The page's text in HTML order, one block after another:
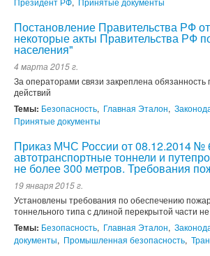
Постановление Правительства РФ
некоторые акты Правительства РФ
населения"
4 марта 2015 г.
За операторами связи закреплена
действий
Темы: Безопасность, Главная Эталон,
Принятые документы
Приказ МЧС России от 08.12.2014 №
автотранспортные тоннели и
не более 300 метров. Требования
19 января 2015 г.
Установлены требования по обеспечению
тоннельного типа с длиной перекрытой части
Темы: Безопасность, Главная Эталон,
документы, Промышленная безопасность,